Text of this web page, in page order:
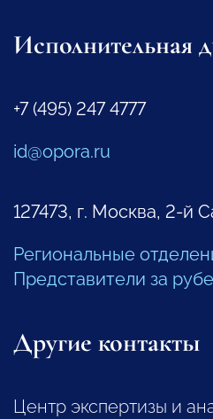
Исполнительная
+7 (495) 247 4777
id@opora.ru
127473, г. Москва, 2-й
Региональные
Представители за
Другие контакты
Центр экспертизы и